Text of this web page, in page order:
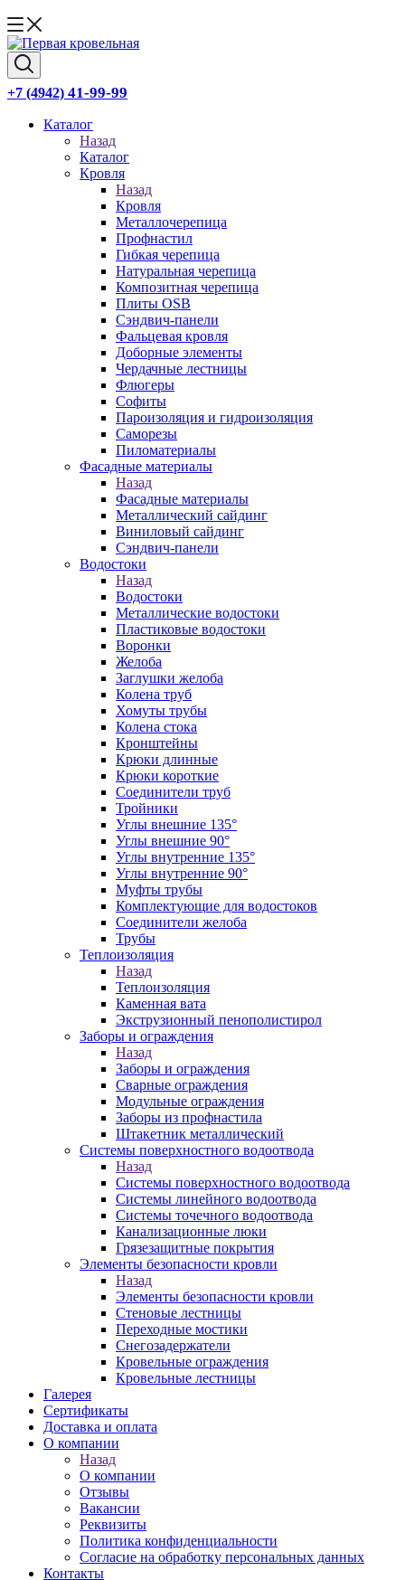
+7 (4942) 41-99-99
Каталог
Назад
Каталог
Кровля
Назад
Кровля
Металлочерепица
Профнастил
Гибкая черепица
Натуральная черепица
Композитная черепица
Плиты OSB
Сэндвич-панели
Фальцевая кровля
Доборные элементы
Чердачные лестницы
Флюгеры
Софиты
Пароизоляция и гидроизоляция
Саморезы
Пиломатериалы
Фасадные материалы
Назад
Фасадные материалы
Металлический сайдинг
Виниловый сайдинг
Сэндвич-панели
Водостоки
Назад
Водостоки
Металлические водостоки
Пластиковые водостоки
Воронки
Желоба
Заглушки желоба
Колена труб
Хомуты трубы
Колена стока
Кронштейны
Крюки длинные
Крюки короткие
Соединители труб
Тройники
Углы внешние 135°
Углы внешние 90°
Углы внутренние 135°
Углы внутренние 90°
Муфты трубы
Комплектующие для водостоков
Соединители желоба
Трубы
Теплоизоляция
Назад
Теплоизоляция
Каменная вата
Экструзионный пенополистирол
Заборы и ограждения
Назад
Заборы и ограждения
Сварные ограждения
Модульные ограждения
Заборы из профнастила
Штакетник металлический
Системы поверхностного водоотвода
Назад
Системы поверхностного водоотвода
Системы линейного водоотвода
Системы точечного водоотвода
Канализационные люки
Грязезащитные покрытия
Элементы безопасности кровли
Назад
Элементы безопасности кровли
Стеновые лестницы
Переходные мостики
Снегозадержатели
Кровельные ограждения
Кровельные лестницы
Галерея
Сертификаты
Доставка и оплата
О компании
Назад
О компании
Отзывы
Вакансии
Реквизиты
Политика конфиденциальности
Согласие на обработку персональных данных
Контакты